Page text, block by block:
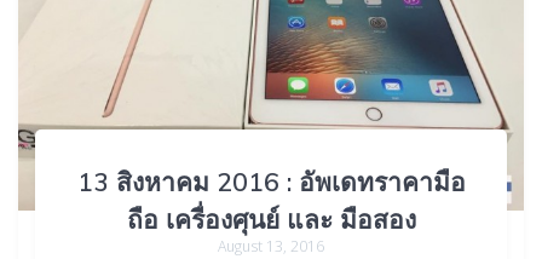
13 สิงหาคม 2016 : อัพเดทราคามือ
ถือ เครื่องศุนย์ และ มือสอง
August 13, 2016